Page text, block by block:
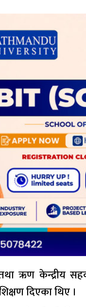
ऋण केन्द्रीय
दिएका थिए ।